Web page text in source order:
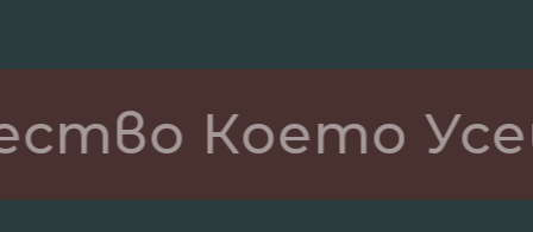
Което